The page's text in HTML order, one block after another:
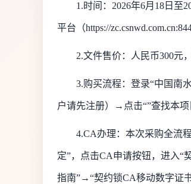
1.时间：2026年6月 18 日至
平台（https://
2.文件售价：人民币300元
3.购买流程：登录“中国南
户请先注册）→点击“”查找本
4.CA办理：本次采购全流
定”，点击CA申请按钮，进入“
指南”→“契约锁CA移动数字证